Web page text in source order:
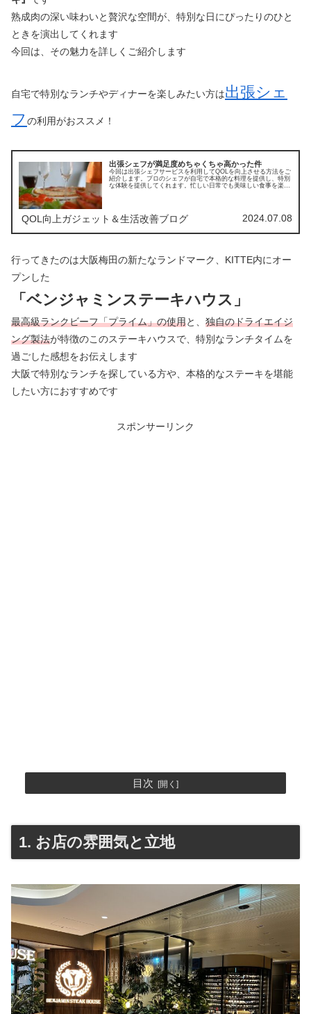
熟成肉の深い味わいと贅沢な空間が、特別な日にぴったりのひと
ときを演出してくれます
今回は、その魅力を詳しくご紹介します
自宅で特別なランチやディナーを楽しみたい方は出張シェ
フ の利用がおススメ！
出張シェフが満足度めちゃくちゃ高かった件
今回は出張シェフサービスを利用してQOLを向上させる方法をご
紹介します。プロのシェフが自宅で本格的な料理を提供し、特別
な体験を提供してくれます。忙しい日常でも美味しい食事を楽し
QOL向上ガジェット＆生活改善ブログ 2024.07.08
行ってきたのは大阪梅田の新たなランドマーク、KITTE内にオー
プンした
「ベンジャミンステーキハウス」
最高級ランクビーフ「プライム」の使用と、 独自のドライエイジ
ング製法が特徴のこのステーキハウスで、特別なランチタイムを
過ごした感想をお伝えします
大阪で特別なランチを探している方や、本格的なステーキを堪能
したい方におすすめです
スポンサーリンク
目次
1. お店の雰囲気と立地